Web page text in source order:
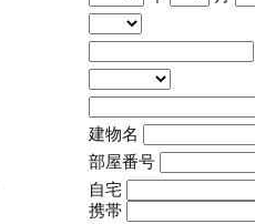
建物名
部屋番号
自宅
携帯